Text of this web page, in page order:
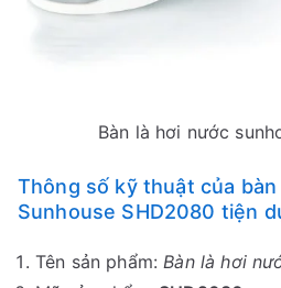
Bàn là hơi nước
Thông số kỹ thuật của
Sunhouse SHD2080 tiện
Tên sản phẩm: Bàn là hơi